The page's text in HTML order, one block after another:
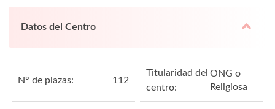
Datos del Centro
N° de plazas: 112
Titularidad del
centro:
ONG o
Religiosa